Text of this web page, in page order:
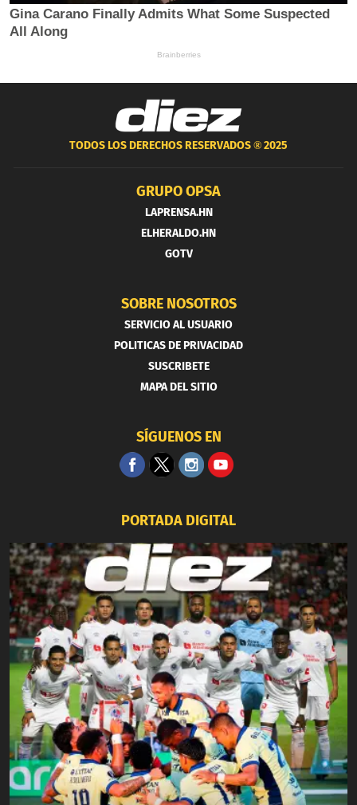
TODOS LOS DERECHOS RESERVADOS ®2025
GRUPO OPSA
LAPRENSA.HN
ELHERALDO.HN
GOTV
SOBRE NOSOTROS
SERVICIO AL USUARIO
POLITICAS DE PRIVACIDAD
SUSCRIBETE
MAPA DEL SITIO
SÍGUENOS EN
PORTADA DIGITAL